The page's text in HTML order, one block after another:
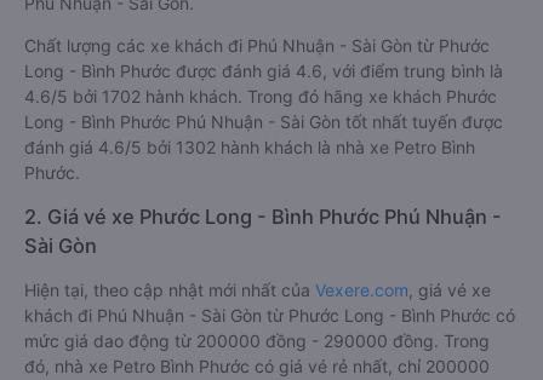
Chất lượng các xe khách đi Phú Nhuận - Sài Gòn từ Phước
Long - Bình Phước được đánh giá 4.6, với điểm trung bình là
4.6/5 bởi 1702 hành khách. Trong đó hãng xe khách Phước
Long - Bình Phước Phú Nhuận - Sài Gòn tốt nhất tuyến được
đánh giá 4.6/5 bởi 1302 hành khách là nhà xe Petro Bình
Phước.
2. Giá vé xe Phước Long - Bình Phước Phú Nhuận -
Sài Gòn
Hiện tại, theo cập nhật mới nhất của Vexere.com , giá vé xe
khách đi Phú Nhuận - Sài Gòn từ Phước Long - Bình Phước có
mức giá dao động từ 200000 đồng - 290000 đồng. Trong
đó, nhà xe Petro Bình Phước có giá vé rẻ nhất, chỉ 200000